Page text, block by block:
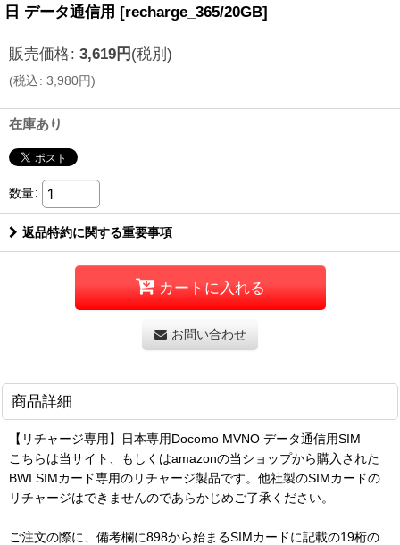
日 データ通信用 [recharge_365/20GB]
販売価格: 3,619円(税別)
(税込: 3,980円)
在庫あり
数量:
返品特約に関する重要事項
カートに入れる
お問い合わせ
商品詳細
【リチャージ専用】日本専用Docomo MVNO データ通信用SIM
こちらは当サイト、もしくはamazonの当ショップから購入された
BWI SIMカード専用のリチャージ製品です。他社製のSIMカードの
リチャージはできませんのであらかじめご了承ください。
ご注文の際に、備考欄に898から始まるSIMカードに記載の19桁の